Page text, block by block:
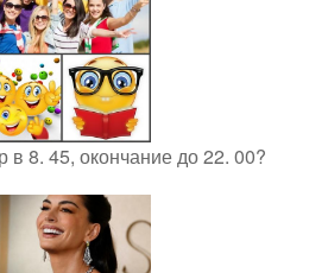
в 8. 45, окончание до 22. 00?